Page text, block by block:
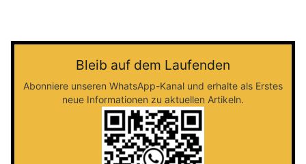
Bleib auf dem Laufenden
Abonniere unseren WhatsApp-Kanal und erhalte als Erstes
neue Informationen zu aktuellen Artikeln.